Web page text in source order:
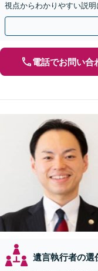
視点からわかりやすい説
の申告までワンストップ
電話でお問い合
遺言執行者の選